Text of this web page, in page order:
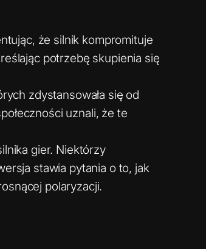
że silnik kompromituje
potrzebę skupienia się
zdystansowała się od
uznali, że te
gier. Niektórzy
stawia pytania o to, jak
polaryzacji.